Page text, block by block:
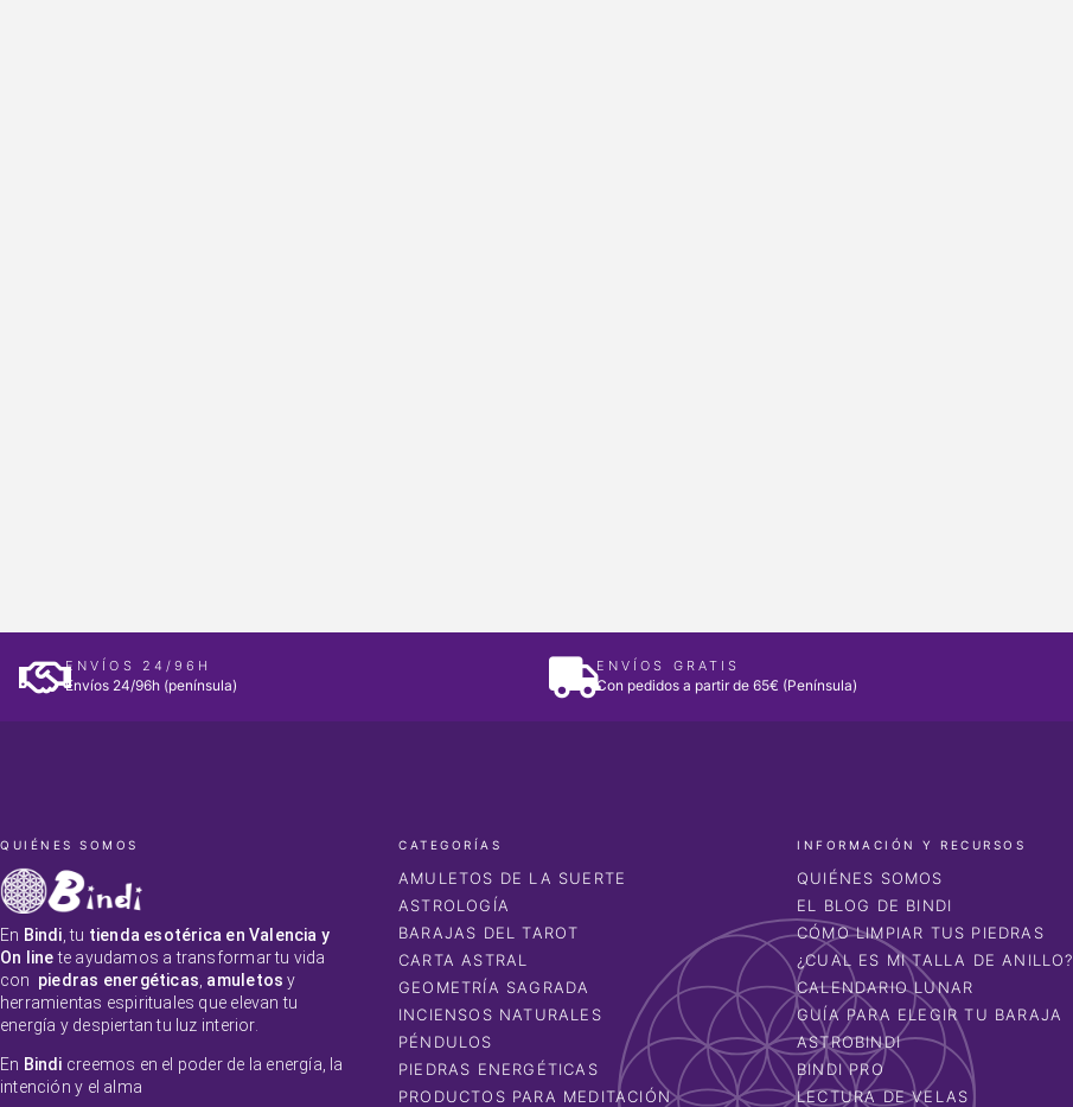
ENVÍOS 24/96H
Envíos 24/96h (península)
ENVÍOS GRATIS
Con pedidos a partir de 65€ (Península)
QUIÉNES SOMOS
En Bindi , tu tienda esotérica en Valencia y
On linete ayudamos a transformar tu vida
con piedras energéticas amuletos y
herramientas espirituales que elevan tu
energía y despiertan tu luz interior.
En Bindi creemos en el poder de la energía, la
intención y el alma
CATEGORÍAS
AMULETOS DE LA SUERTE
ASTROLOGÍA
BARAJAS DEL TAROT
CARTA ASTRAL
GEOMETRÍA SAGRADA
INCIENSOS NATURALES
PÉNDULOS
PIEDRAS ENERGÉTICAS
PRODUCTOS PARA MEDITACIÓN
INFORMACIÓN Y RECURSOS
QUIÉNES SOMOS
EL BLOG DE BINDI
CÓMO LIMPIAR TUS PIEDRAS
¿CUAL ES MI TALLA DE ANILLO?
CALENDARIO LUNAR
GUÍA PARA ELEGIR TU BARAJA
ASTROBINDI
BINDI PRO
LECTURA DE VELAS